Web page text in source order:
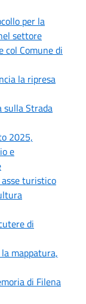
per la
settore
Comune di
la ripresa
sulla Strada
2025,
e
turistico
di
la mappatura,
di Filena